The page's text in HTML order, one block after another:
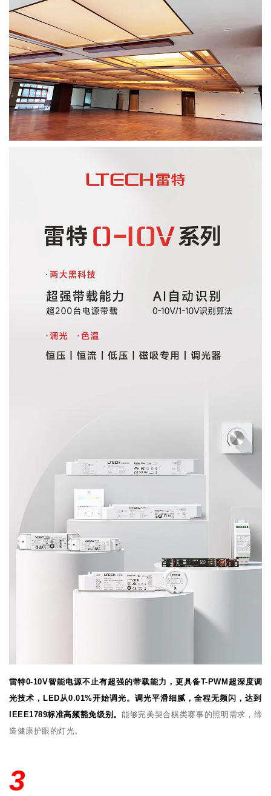
雷特0-10V智能电源不止有超强的带载能力，更具备T-PWM超深度调
光技术，LED从0.01%开始调光。调光平滑细腻，全程无频闪，达到
IEEE1789标准高频豁免级别。能够完美契合棋类赛事的照明需求，缔
造健康护眼的灯光。
3